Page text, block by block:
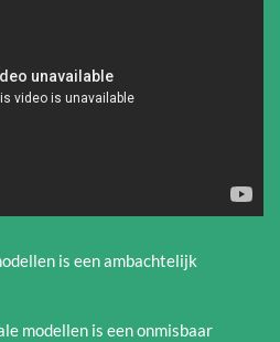
is een ambachtelijk
modellen is een onmisbaar